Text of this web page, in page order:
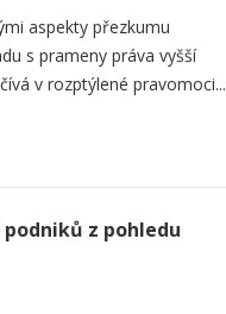
aspekty přezkumu
s prameny práva vyšší
v rozptýlené pravomoci...
z pohledu